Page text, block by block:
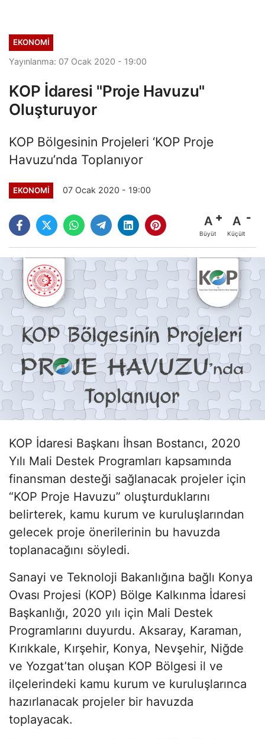
EKONOMI
Yayınlanma: 07 Ocak 2020 - 19:00
KOP İdaresi "Proje Havuzu"
Oluşturuyor
KOP Bölgesinin Projeleri ‘KOP Proje
Havuzu’nda Toplanıyor
EKONOMI 07 Ocak 2020 - 19:00
A
Büyüt
A
Küçült
KOP İdaresi Başkanı İhsan Bostancı, 2020
Yılı Mali Destek Programları kapsamında
finansman desteği sağlanacak projeler için
“KOP Proje Havuzu” oluşturduklarını
belirterek, kamu kurum ve kuruluşlarından
gelecek proje önerilerinin bu havuzda
toplanacağını söyledi.
Sanayi ve Teknoloji Bakanlığına bağlı Konya
Ovası Projesi (KOP) Bölge Kalkınma İdaresi
Başkanlığı, 2020 yılı için Mali Destek
Programlarını duyurdu. Aksaray, Karaman,
Kırıkkale, Kırşehir, Konya, Nevşehir, Niğde
ve Yozgat’tan oluşan KOP Bölgesi il ve
ilçelerindeki kamu kurum ve kuruluşlarınca
hazırlanacak projeler bir havuzda
toplayacak.